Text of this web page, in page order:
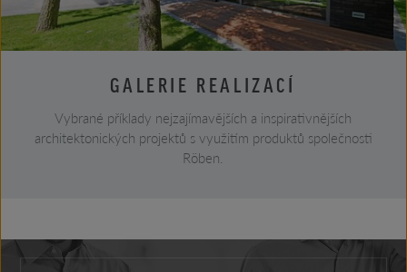
GALERIE REALIZACÍ
Vybrané příklady nejzajímavějších a inspirativnějších
architektonických projektů s využitím produktů společnosti
Röben.